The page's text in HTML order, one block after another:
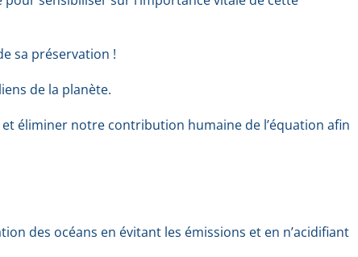
sa préservation !
de la planète.
éliminer notre contribution humaine de l’équation afin
des océans en évitant les émissions et en n’acidifiant